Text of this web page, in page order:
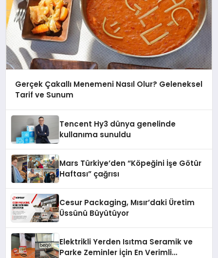
Gerçek Çakallı Menemeni Nasıl Olur? Geleneksel
Tarif ve Sunum
Tencent Hy3 dünya genelinde
kullanıma sunuldu
Mars Türkiye’den “Köpeğini İşe Götür
Haftası” çağrısı
Cesur Packaging, Mısır’daki Üretim
Üssünü Büyütüyor
Elektrikli Yerden Isıtma Seramik ve
Parke Zeminler İçin En Verimli